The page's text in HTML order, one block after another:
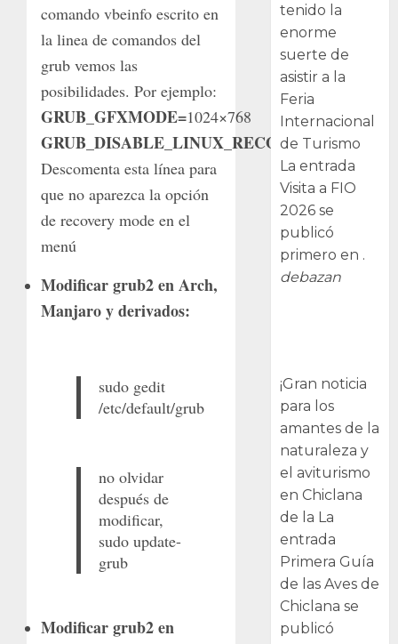
comando vbeinfo escrito en
la linea de comandos del
grub vemos las
posibilidades. Por ejemplo:
GRUB_GFXMODE=1024×768
GRUB_DISABLE_LINUX_RECOVERY=“true”
Descomenta esta línea para
que no aparezca la opción
de recovery mode en el
menú
Modificar grub2 en Arch,
Manjaro y derivados:
sudo gedit
/etc/default/grub
no olvidar
después de
modificar,
sudo update-
grub
Modificar grub2 en
tenido la
enorme
suerte de
asistir a la
Feria
Internacional
de Turismo
La entrada
Visita a FIO
2026 se
publicó
primero en .
debazan
¡Gran noticia
para los
amantes de la
naturaleza y
el aviturismo
en Chiclana
de la La
entrada
Primera Guía
de las Aves de
Chiclana se
publicó